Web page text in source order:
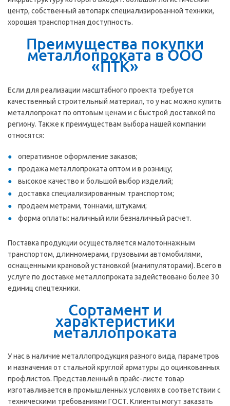
центр, собственный автопарк специализированной техники,
хорошая транспортная доступность.
Преимущества покупки
металлопроката в ООО
«ПТК»
Если для реализации масштабного проекта требуется
качественный строительный материал, то у нас можно купить
металлопрокат по оптовым ценам и с быстрой доставкой по
региону. Также к преимуществам выбора нашей компании
относятся:
оперативное оформление заказов;
продажа металлопроката оптом и в розницу;
высокое качество и большой выбор изделий;
доставка специализированным транспортом;
продаем метрами, тоннами, штуками;
форма оплаты: наличный или безналичный расчет.
Поставка продукции осуществляется малотоннажным
транспортом, длинномерами, грузовыми автомобилями,
оснащенными крановой установкой (манипуляторами). Всего в
услуге по доставке металлопроката задействовано более 30
единиц спецтехники.
Сортамент и
характеристики
металлопроката
У нас в наличие металлопродукция разного вида, параметров
и назначения от стальной круглой арматуры до оцинкованных
профлистов. Представленный в прайс-листе товар
изготавливается в промышленных условиях в соответствии с
техническими требованиями ГОСТ. Клиенты могут заказать